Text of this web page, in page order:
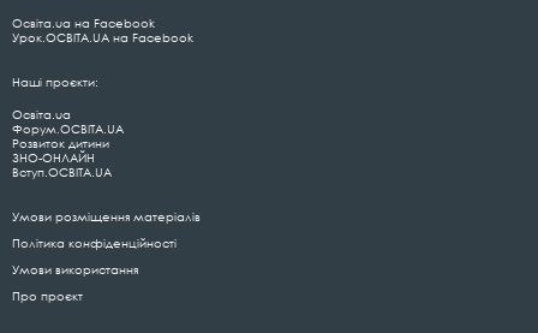
Освіта.ua на Facebook
Урок.ОСВІТА.UA на Facebook
Наші проєкти:
Освіта.ua
Форум.ОСВІТА.UA
Розвиток дитини
ЗНО-ОНЛАЙН
Вступ.ОСВІТА.UA
Умови розміщення матеріалів
Політика конфіденційності
Умови використання
Про проєкт